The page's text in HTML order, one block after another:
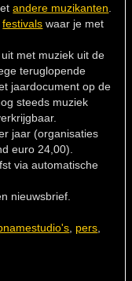
andere muzikanten
festivals waar je met
met muziek uit de
teruglopende
jaardocument op de
steeds muziek
jaar (organisaties
euro 24,00).
via automatische
nieuwsbrief.
pers